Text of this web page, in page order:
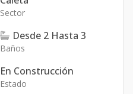
Sector
Desde 2 Hasta 3
Baños
En Construcción
Estado